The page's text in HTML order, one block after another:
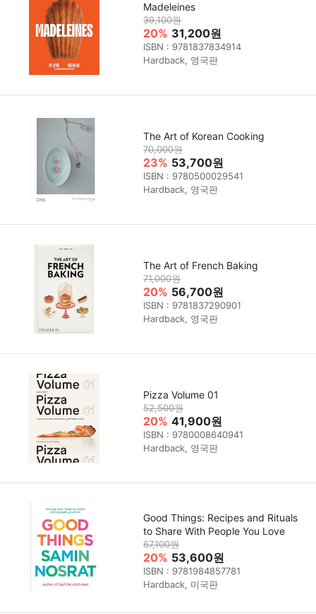
Madeleines
39,100원
20% 31,200원
ISBN : 9781837834914
Hardback, 영국판
The Art of Korean Cooking
70,000원
23% 53,700원
ISBN : 9780500029541
Hardback, 영국판
The Art of French Baking
71,000원
20% 56,700원
ISBN : 9781837290901
Hardback, 영국판
Pizza Volume 01
52,500원
20% 41,900원
ISBN : 9780008640941
Hardback, 영국판
Good Things: Recipes and Rituals
to Share With People You Love
67,100원
20% 53,600원
ISBN : 9781984857781
Hardback, 미국판